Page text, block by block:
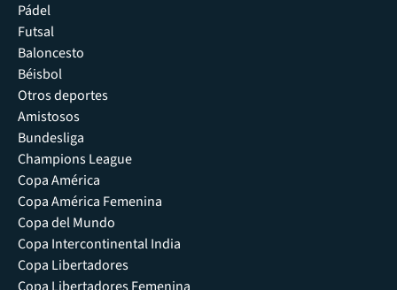
Pádel
Futsal
Baloncesto
Béisbol
Otros deportes
Amistosos
Bundesliga
Champions League
Copa América
Copa América Femenina
Copa del Mundo
Copa Intercontinental India
Copa Libertadores